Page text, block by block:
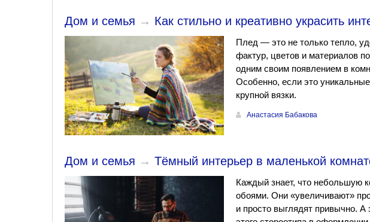
Дом и семья → Как стильно и креативно украсить
Плед — это не только тепло,
фактур, цветов и материалов
одним своим появлением в
Особенно, если это
крупной вязки.
Анастасия Бабакова
Дом и семья → Тёмный интерьер в маленькой
Каждый знает, что небольшую
обоями. Они «увеличивают»
и просто выглядят привычно. А